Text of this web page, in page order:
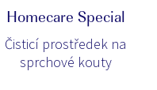
Homecare Special
Čisticí prostředek na
sprchové kouty